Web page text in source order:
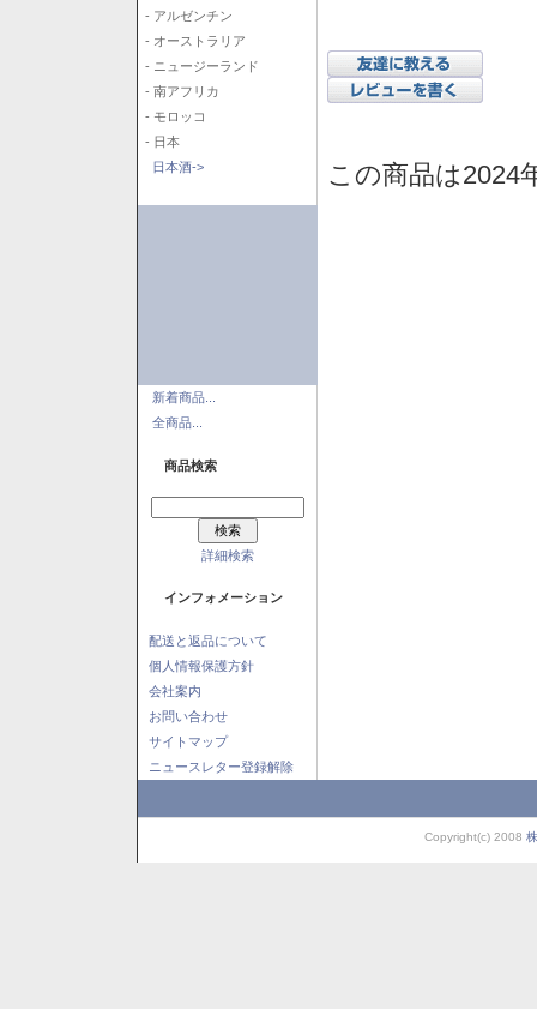
- アルゼンチン
- オーストラリア
- ニュージーランド
- 南アフリカ
- モロッコ
- 日本
日本酒->
新着商品...
全商品...
商品検索
詳細検索
インフォメーション
配送と返品について
個人情報保護方針
会社案内
お問い合わせ
サイトマップ
ニュースレター登録解除
この商品は2024
Copyright(c) 2008